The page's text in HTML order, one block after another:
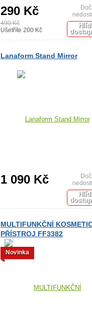
290 Kč
490 Kč
Ušetříte 200 Kč
Lanaform Stand Mirror
1 090 Kč
MULTIFUNKČNÍ
PŘÍSTROJ FF3382
Novinka